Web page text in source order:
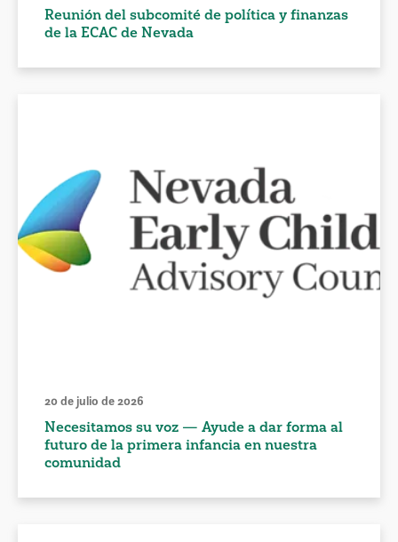
Reunión del subcomité de política y finanzas
de la ECAC de Nevada
20 de julio de 2026
Necesitamos su voz — Ayude a dar forma al
futuro de la primera infancia en nuestra
comunidad